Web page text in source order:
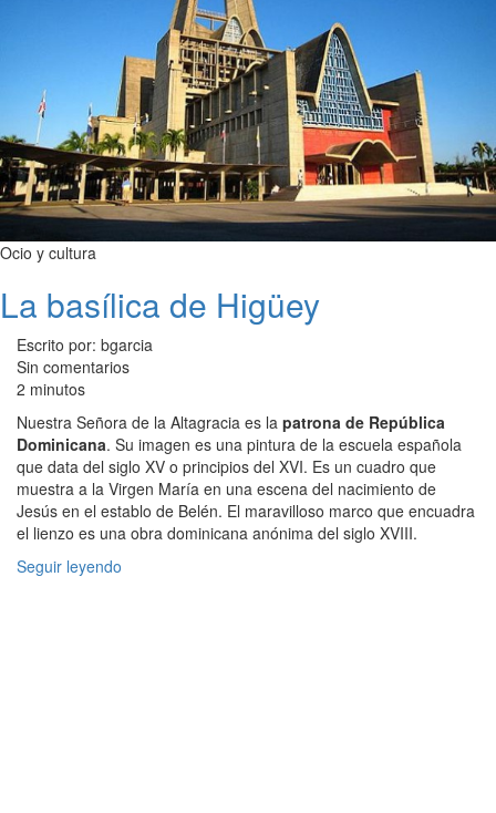
Ocio y cultura
La basílica de Higüey
Escrito por: bgarcia
Sin comentarios
2 minutos
Nuestra Señora de la Altagracia es la patrona de República
Dominicana. Su imagen es una pintura de la escuela española
que data del siglo XV o principios del XVI. Es un cuadro que
muestra a la Virgen María en una escena del nacimiento de
Jesús en el establo de Belén. El maravilloso marco que encuadra
el lienzo es una obra dominicana anónima del siglo XVIII.
Seguir leyendo